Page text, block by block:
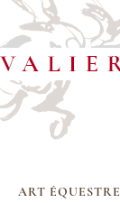
ART ÉQUESTRE